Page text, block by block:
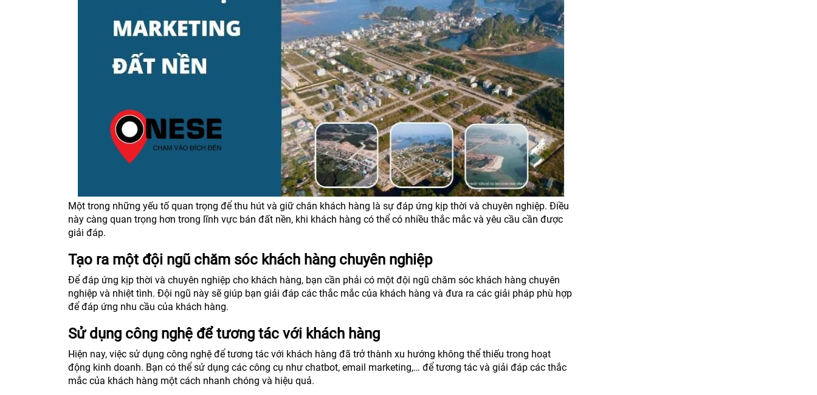
Một trong những yếu tố quan trọng để thu hút và giữ chân khách hàng là sự đáp ứng kịp thời và chuyên nghiệp. Điều
này càng quan trọng hơn trong lĩnh vực bán đất nền, khi khách hàng có thể có nhiều thắc mắc và yêu cầu cần được
giải đáp.
Tạo ra một đội ngũ chăm sóc khách hàng chuyên nghiệp
Để đáp ứng kịp thời và chuyên nghiệp cho khách hàng, bạn cần phải có một đội ngũ chăm sóc khách hàng chuyên
nghiệp và nhiệt tình. Đội ngũ này sẽ giúp bạn giải đáp các thắc mắc của khách hàng và đưa ra các giải pháp phù hợp
để đáp ứng nhu cầu của khách hàng.
Sử dụng công nghệ để tương tác với khách hàng
Hiện nay, việc sử dụng công nghệ để tương tác với khách hàng đã trở thành xu hướng không thể thiếu trong hoạt
động kinh doanh. Bạn có thể sử dụng các công cụ như chatbot, email marketing,… để tương tác và giải đáp các thắc
mắc của khách hàng một cách nhanh chóng và hiệu quả.